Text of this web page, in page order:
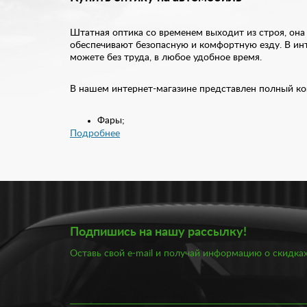
Штатная оптика со временем выходит из строя,
обеспечивают безопасную и комфортную езду. В
можете без труда, в любое удобное время.
В нашем интернет-магазине представлен полный
Фары;
Противотуманные фары;
Вся оптика отличается высоким качеством и
и отражателем за счет потока света
потока обеспечивается лампой и отражателем.
защитой от внешних воздействий.
Вместе с тем, при выборе оптики в автомобиль
ксеноновые или светодиодные лампы. В нашем
подходящая как для отечественных, так и для
Подробнее
Подпишись на нашу рассылку!
Оставь свой e-mail и получай информацию о